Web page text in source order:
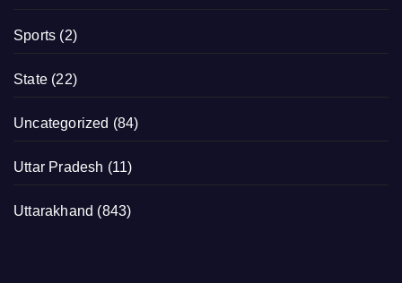
Sports (2)
State (22)
Uncategorized (84)
Uttar Pradesh (11)
Uttarakhand (843)